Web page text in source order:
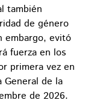
también
de género
embargo, evitó
fuerza en los
primera vez en
General de la
de 2026.